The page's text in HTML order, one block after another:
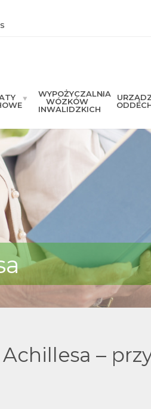
WYPOŻYCZALNIA
WÓZKÓW
INWALIDZKICH
–